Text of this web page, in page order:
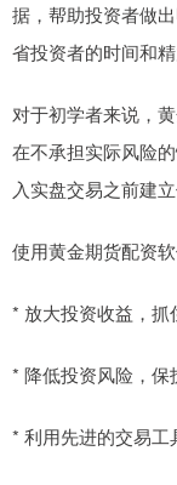
据，帮助投资者做
省投资者的时间和精
对于初学者来说，
在不承担实际风险
入实盘交易之前建立
使用黄金期货配资
* 放大投资收益，抓
* 降低投资风险，保
* 利用先进的交易